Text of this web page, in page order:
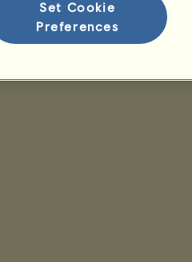
Set Cookie
Preferences